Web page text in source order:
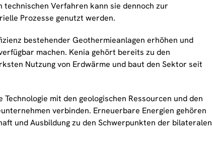
technischen Verfahren kann sie dennoch zur
Prozesse genutzt werden.
bestehender Geothermieanlagen erhöhen und
machen. Kenia gehört bereits zu den
Nutzung von Erdwärme und baut den Sektor seit
mit den geologischen Ressourcen und den
verbinden. Erneuerbare Energien gehören
und Ausbildung zu den Schwerpunkten der bilateralen